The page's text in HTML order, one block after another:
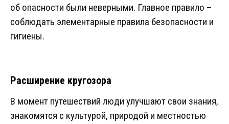
об опасности были неверными. Главное правило –
соблюдать элементарные правила безопасности и
гигиены.
Расширение кругозора
В момент путешествий люди улучшают свои знания,
знакомятся с культурой, природой и местностью